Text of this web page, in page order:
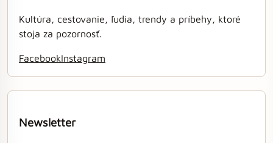
Kultúra, cestovanie, ľudia, trendy a príbehy, ktoré
stoja za pozornosť.
FacebookInstagram
Newsletter